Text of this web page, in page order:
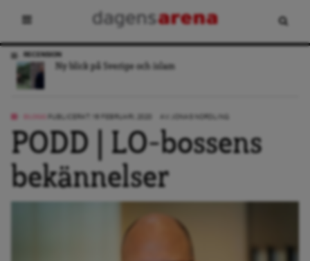
RECENSION
Ny blick på Sverige och islam
PODD | LO-bossens
bekännelser